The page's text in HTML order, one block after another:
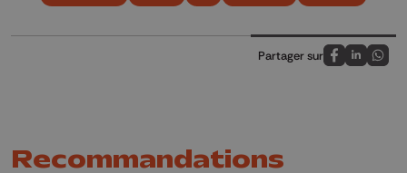
Partager sur
Partagez sur
Partagez
Recommandations